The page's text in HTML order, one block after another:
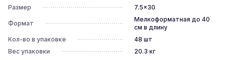
Размер
7.5x30
Формат
Мелкоформатная до 40
см в длину
Кол-во в упаковке
48 шт
Вес упаковки
20.3 кг